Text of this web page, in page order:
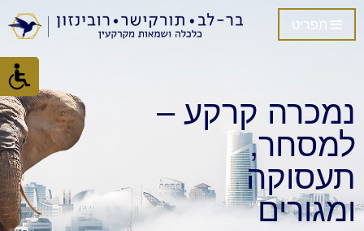
נמכרה קרקע –
למסחר,
תעסוקה
ומגורים